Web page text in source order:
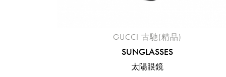
GUCCI 古馳(精品)
SUNGLASSES
太陽眼鏡